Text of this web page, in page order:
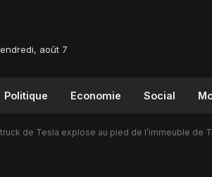
août 7
Politique Economie Social
de Tesla explose au pied de l’immeuble de